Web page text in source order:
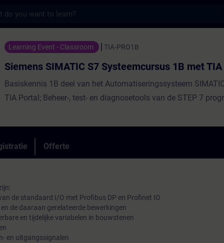
S7 Systeemcursus 1B met TIA
Learning Event - Classroom TIA-PRO1B
Siemens SIMATIC S7 Systeemcursus 1B met
Basiskennis 1B deel van het Automatiseringssysteem
TIA Portal; Beheer-, test- en diagnosetools van de STEP 7
Offerte
de standaard I/O met Profibus DP en Profinet IO
de daaraan gerelateerde bewerkingen
en tijdelijke variabelen in bouwstenen
en uitgangssignalen